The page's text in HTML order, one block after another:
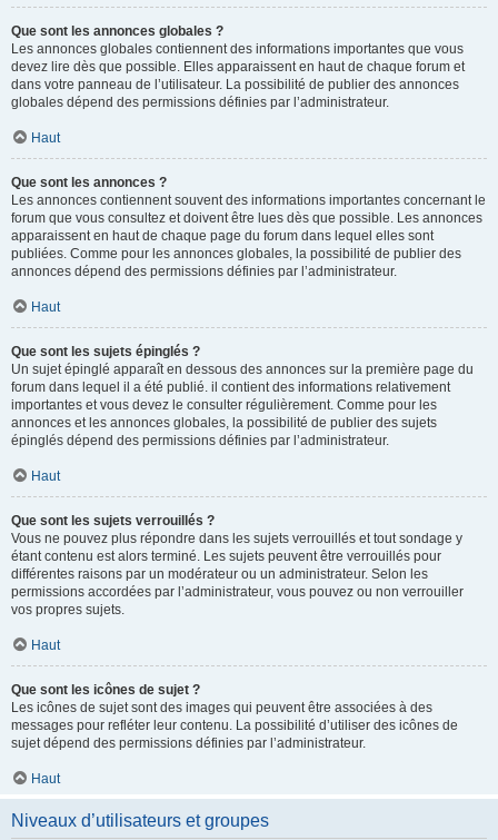
Que sont les annonces globales ?
Les annonces globales contiennent des informations importantes que vous
devez lire dès que possible. Elles apparaissent en haut de chaque forum et
dans votre panneau de l’utilisateur. La possibilité de publier des annonces
globales dépend des permissions définies par l’administrateur.
Haut
Que sont les annonces ?
Les annonces contiennent souvent des informations importantes concernant le
forum que vous consultez et doivent être lues dès que possible. Les annonces
apparaissent en haut de chaque page du forum dans lequel elles sont
publiées. Comme pour les annonces globales, la possibilité de publier des
annonces dépend des permissions définies par l’administrateur.
Haut
Que sont les sujets épinglés ?
Un sujet épinglé apparaît en dessous des annonces sur la première page du
forum dans lequel il a été publié. il contient des informations relativement
importantes et vous devez le consulter régulièrement. Comme pour les
annonces et les annonces globales, la possibilité de publier des sujets
épinglés dépend des permissions définies par l’administrateur.
Haut
Que sont les sujets verrouillés ?
Vous ne pouvez plus répondre dans les sujets verrouillés et tout sondage y
étant contenu est alors terminé. Les sujets peuvent être verrouillés pour
différentes raisons par un modérateur ou un administrateur. Selon les
permissions accordées par l’administrateur, vous pouvez ou non verrouiller
vos propres sujets.
Haut
Que sont les icônes de sujet ?
Les icônes de sujet sont des images qui peuvent être associées à des
messages pour refléter leur contenu. La possibilité d’utiliser des icônes de
sujet dépend des permissions définies par l’administrateur.
Haut
Niveaux d’utilisateurs et groupes